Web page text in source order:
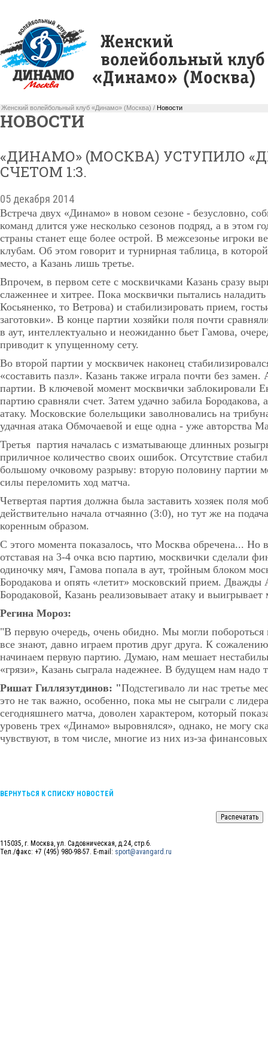
Женский волейбольный клуб «Динамо» (Москва) / Новости
НОВОСТИ
«ДИНАМО» (МОСКВА) УСТУПИЛО
СЧЕТОМ 1:3.
05 декабря 2014
Встреча двух «Динамо» в новом сезоне - безусловно,
команд длится уже несколько сезонов подряд, а в этом
страны станет еще более острой. В межсезонье игроки
клубам. Об этом говорит и турнирная таблица, в
место, а Казань лишь третье.
Впрочем, в первом сете с москвичками Казань сразу
слаженнее и хитрее. Пока москвички пытались
Косьяненко, то Ветрова) и стабилизировать прием,
заготовки». В конце партии хозяйки поля почти
в аут, интеллектуально и неожиданно бьет Гамова,
приводит к упущенному сету.
Во второй партии у москвичек наконец
«составить пазл». Казань также играла почти без
партии. В ключевой момент москвички заблокировали
партию сравняли счет. Затем удачно забила Бородакова,
атаку. Московские болельщики заволновались на
удачная атака Обмочаевой и еще одна - уже авторства
Третья партия началась с изматывающе длинных
приличное количество своих ошибок. Отсутствие
большому очковому разрыву: вторую половину партии
силы переломить ход матча.
Четвертая партия должна была заставить хозяек поля
действительно начала отчаянно (3:0), но тут же на
коренным образом.
С этого момента показалось, что Москва обречена... Но
отставая на 3-4 очка всю партию, москвички сделали
одиночку мяч, Гамова попала в аут, тройным блоком
Бородакова и опять «летит» московский прием. Дважды
Бородаковой, Казань реализовывает атаку и
Регина Мороз:
"В первую очередь, очень обидно. Мы могли
все знают, давно играем против друг друга. К
начинаем первую партию. Думаю, нам мешает
«грязи», Казань сыграла надежнее. В будущем нам надо
Ришат Гиллязутдинов: "Подстегивало ли нас третье
это не так важно, особенно, пока мы не сыграли с
сегодняшнего матча, доволен характером, который
уровень трех «Динамо» выровнялся», однако, не могу
чувствуют, в том числе, многие из них из-за
ВЕРНУТЬСЯ К СПИСКУ НОВОСТЕЙ
115035, г. Москва, ул. Садовническая, д.24, стр.6.
Тел./факс: +7 (495) 980-98-57. E-mail: sport@avangard.ru